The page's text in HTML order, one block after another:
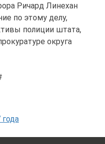
Ричард Линехан
по этому делу,
полиции штата,
округа